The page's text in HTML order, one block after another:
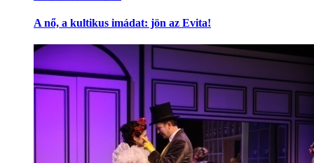
A nő, a kultikus imádat: jön az Evita!